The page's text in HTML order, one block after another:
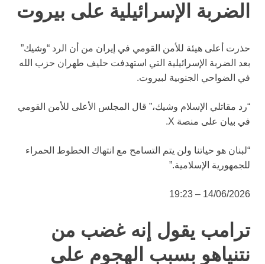
الضربة الإسرائيلية على بيروت
حذرت أعلى هيئة للأمن القومي في إيران من أن الرد “وشيك”
بعد الضربة الإسرائيلية التي استهدفت حليف طهران حزب الله
في الضواحي الجنوبية لبيروت.
“رد مقاتلي الإسلام وشيك،” قال المجلس الأعلى للأمن القومي
في بيان على منصة X.
“لبنان هو حياتنا ولن يتم التسامح مع انتهاك الخطوط الحمراء
للجمهورية الإسلامية.”
14/06/2026 – 19:23
ترامب يقول إنه غضب من
نتنياهو بسبب الهجوم على